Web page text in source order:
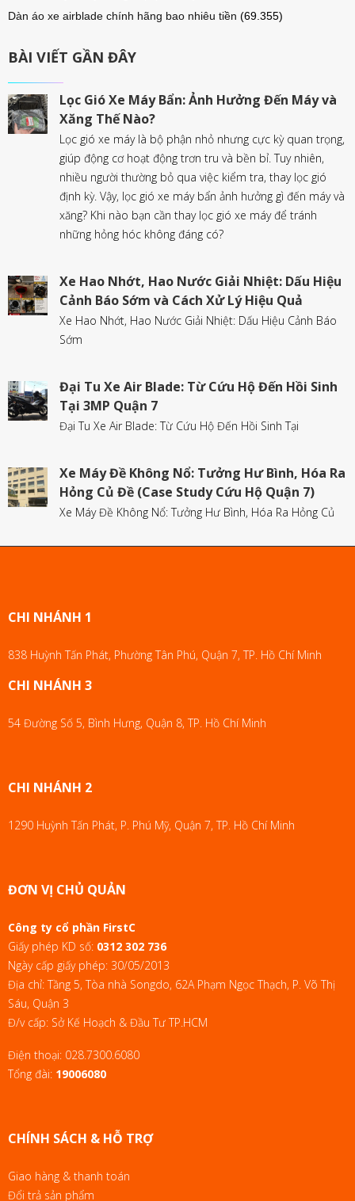
Dàn áo xe airblade chính hãng bao nhiêu tiền (69.355)
BÀI VIẾT GẦN ĐÂY
Lọc Gió Xe Máy Bẩn: Ảnh Hưởng Đến Máy và
Xăng Thế Nào?
Lọc gió xe máy là bộ phận nhỏ nhưng cực kỳ quan trọng,
giúp động cơ hoạt động trơn tru và bền bỉ. Tuy nhiên,
nhiều người thường bỏ qua việc kiểm tra, thay lọc gió
định kỳ. Vậy, lọc gió xe máy bẩn ảnh hưởng gì đến máy và
xăng? Khi nào bạn cần thay lọc gió xe máy để tránh
những hỏng hóc không đáng có?
Xe Hao Nhớt, Hao Nước Giải Nhiệt: Dấu Hiệu
Cảnh Báo Sớm và Cách Xử Lý Hiệu Quả
Xe Hao Nhớt, Hao Nước Giải Nhiệt: Dấu Hiệu Cảnh Báo
Sớm
Đại Tu Xe Air Blade: Từ Cứu Hộ Đến Hồi Sinh
Tại 3MP Quận 7
Đại Tu Xe Air Blade: Từ Cứu Hộ Đến Hồi Sinh Tại
Xe Máy Đề Không Nổ: Tưởng Hư Bình, Hóa Ra
Hỏng Củ Đề (Case Study Cứu Hộ Quận 7)
Xe Máy Đề Không Nổ: Tưởng Hư Bình, Hóa Ra Hỏng Củ
CHI NHÁNH 1
838 Huỳnh Tấn Phát, Phường Tân Phú, Quận 7, TP. Hồ Chí Minh
CHI NHÁNH 3
54 Đường Số 5, Bình Hưng, Quận 8, TP. Hồ Chí Minh
CHI NHÁNH 2
1290 Huỳnh Tấn Phát, P. Phú Mỹ, Quận 7, TP. Hồ Chí Minh
ĐƠN VỊ CHỦ QUẢN
Công ty cổ phần FirstC
Giấy phép KD số: 0312 302 736
Ngày cấp giấy phép: 30/05/2013
Địa chỉ: Tầng 5, Tòa nhà Songdo, 62A Phạm Ngọc Thạch, P. Võ Thị
Sáu, Quận 3
Đ/v cấp: Sở Kế Hoạch & Đầu Tư TP.HCM
Điện thoại: 028.7300.6080
Tổng đài: 19006080
CHÍNH SÁCH & HỖ TRỢ
Giao hàng & thanh toán
Đổi trả sản phẩm